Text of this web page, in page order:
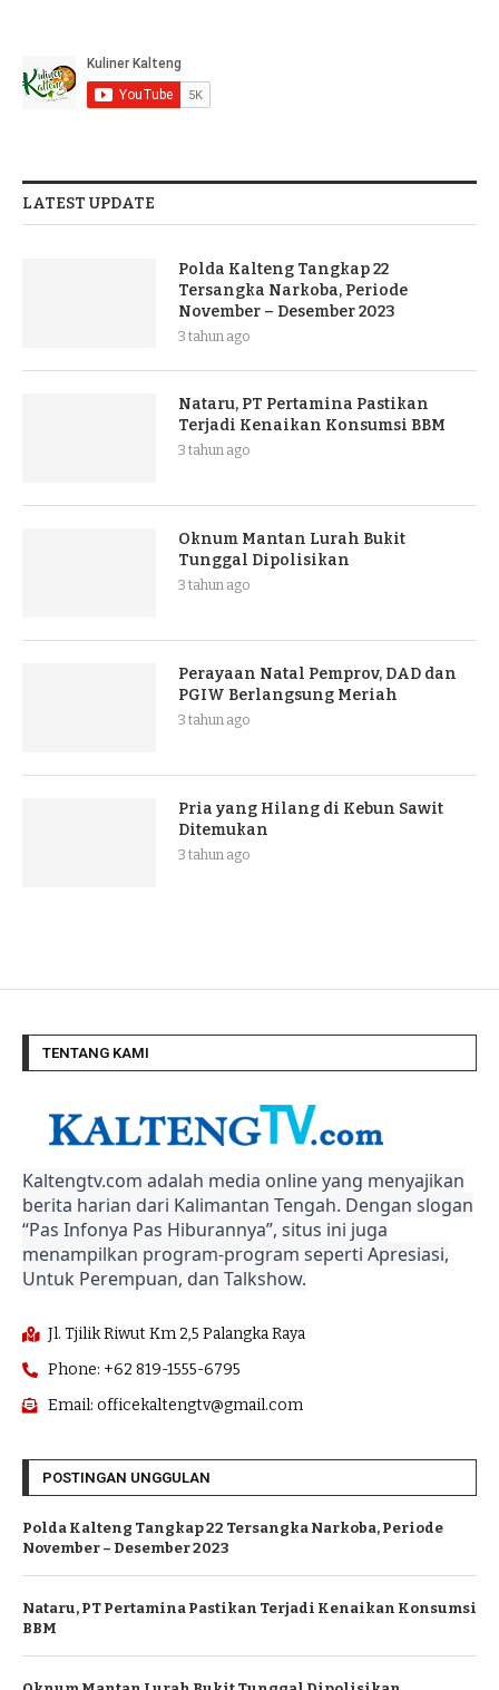
LATEST UPDATE
Polda Kalteng Tangkap 22
Tersangka Narkoba, Periode
November – Desember 2023
3 tahun ago
Nataru, PT Pertamina Pastikan
Terjadi Kenaikan Konsumsi BBM
3 tahun ago
Oknum Mantan Lurah Bukit
Tunggal Dipolisikan
3 tahun ago
Perayaan Natal Pemprov, DAD dan
PGIW Berlangsung Meriah
3 tahun ago
Pria yang Hilang di Kebun Sawit
Ditemukan
3 tahun ago
TENTANG KAMI
Kaltengtv.com adalah media online yang menyajikan
berita harian dari Kalimantan Tengah. Dengan slogan
“Pas Infonya Pas Hiburannya”, situs ini juga
menampilkan program-program seperti Apresiasi,
Untuk Perempuan, dan Talkshow.
Jl. Tjilik Riwut Km 2,5 Palangka Raya
Phone: +62 819-1555-6795
Email: officekaltengtv@gmail.com
POSTINGAN UNGGULAN
Polda Kalteng Tangkap 22 Tersangka Narkoba, Periode
November – Desember 2023
Nataru, PT Pertamina Pastikan Terjadi Kenaikan Konsumsi
BBM